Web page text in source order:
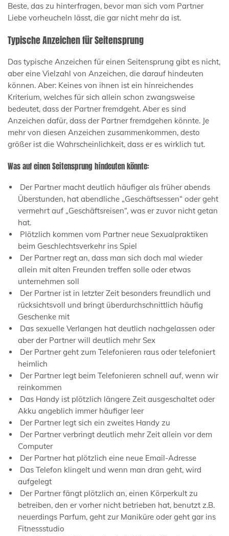
Beste, das zu hinterfragen, bevor man sich vom Partner
Liebe vorheucheln lässt, die gar nicht mehr da ist.
Typische Anzeichen für Seitensprung
Das typische Anzeichen für einen Seitensprung gibt es nicht,
aber eine Vielzahl von Anzeichen, die darauf hindeuten
können. Aber: Keines von ihnen ist ein hinreichendes
Kriterium, welches für sich allein schon zwangsweise
bedeutet, dass der Partner fremdgeht. Aber es sind
Anzeichen dafür, dass der Partner fremdgehen könnte. Je
mehr von diesen Anzeichen zusammenkommen, desto
größer ist die Wahrscheinlichkeit, dass er es wirklich tut.
Was auf einen Seitensprung hindeuten könnte:
Der Partner macht deutlich häufiger als früher abends
Überstunden, hat abendliche „Geschäftsessen“ oder geht
vermehrt auf „Geschäftsreisen“, was er zuvor nicht getan
hat.
Plötzlich kommen vom Partner neue Sexualpraktiken
beim Geschlechtsverkehr ins Spiel
Der Partner regt an, dass man sich doch mal wieder
allein mit alten Freunden treffen solle oder etwas
unternehmen soll
Der Partner ist in letzter Zeit besonders freundlich und
rücksichtsvoll und bringt überdurchschnittlich häufig
Geschenke mit
Das sexuelle Verlangen hat deutlich nachgelassen oder
aber der Partner will deutlich mehr Sex
Der Partner geht zum Telefonieren raus oder telefoniert
heimlich
Der Partner legt beim Telefonieren schnell auf, wenn wir
reinkommen
Das Handy ist plötzlich längere Zeit ausgeschaltet oder
Akku angeblich immer häufiger leer
Der Partner legt sich ein zweites Handy zu
Der Partner verbringt deutlich mehr Zeit allein vor dem
Computer
Der Partner hat plötzlich eine neue Email-Adresse
Das Telefon klingelt und wenn man dran geht, wird
aufgelegt
Der Partner fängt plötzlich an, einen Körperkult zu
betreiben, den er vorher nicht betrieben hat, benutzt z.B.
neuerdings Parfum, geht zur Maniküre oder geht gar ins
Fitnessstudio